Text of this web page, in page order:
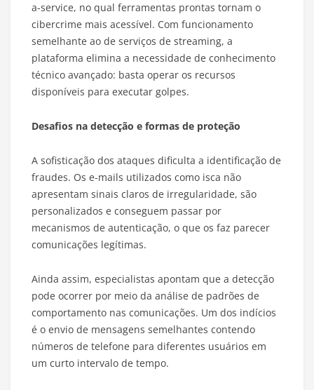
a-service, no qual ferramentas prontas tornam o
cibercrime mais acessível. Com funcionamento
semelhante ao de serviços de streaming, a
plataforma elimina a necessidade de conhecimento
técnico avançado: basta operar os recursos
disponíveis para executar golpes.
Desafios na detecção e formas de proteção
A sofisticação dos ataques dificulta a identificação de
fraudes. Os e-mails utilizados como isca não
apresentam sinais claros de irregularidade, são
personalizados e conseguem passar por
mecanismos de autenticação, o que os faz parecer
comunicações legítimas.
Ainda assim, especialistas apontam que a detecção
pode ocorrer por meio da análise de padrões de
comportamento nas comunicações. Um dos indícios
é o envio de mensagens semelhantes contendo
números de telefone para diferentes usuários em
um curto intervalo de tempo.